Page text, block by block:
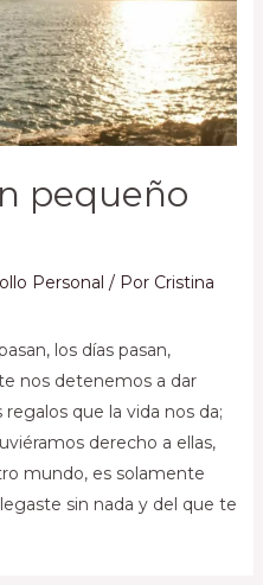
pequeño
Personal / Por Cristina
los días pasan,
nos detenemos a dar
que la vida nos da;
derecho a ellas,
mundo, es solamente
sin nada y del que te